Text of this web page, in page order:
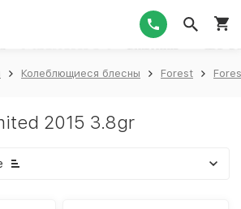
Колеблющиеся блесны Forest
2015 3.8gr